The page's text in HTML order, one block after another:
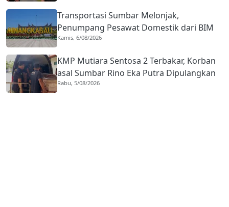
Transportasi Sumbar Melonjak,
Penumpang Pesawat Domestik dari BIM
Naik Hampir 33 Persen
Kamis, 6/08/2026
KMP Mutiara Sentosa 2 Terbakar, Korban
asal Sumbar Rino Eka Putra Dipulangkan
ke Agam
Rabu, 5/08/2026